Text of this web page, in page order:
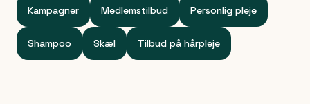
om ugen som langsigtet vedligeholdelse. Indeholder
selendisulfid. Undgå kontakt med øjnene og skadet
hud. I tilfælde af kontakt med øjnene skylles straks
grundigt med vand.
Kampagner Medlemstilbud Personlig pleje
Shampoo Skæl Tilbud på hårpleje